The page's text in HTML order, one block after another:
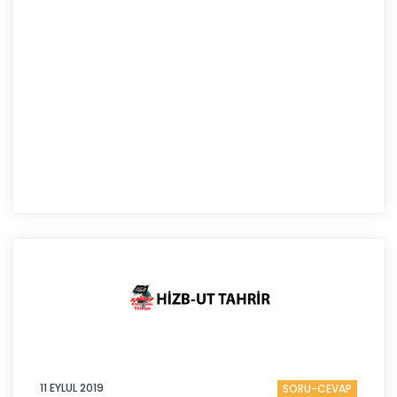
11 EYLUL 2019 SORU-CEVAP